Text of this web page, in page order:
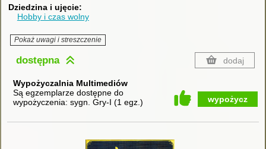
Dziedzina i ujęcie
Hobby i czas wolny
Pokaż uwagi i streszczenie
dostępna dodaj
Wypożyczalnia Multimediów
Są egzemplarze dostępne do
wypożyczenia: sygn. Gry-I (1 egz.) wypożycz